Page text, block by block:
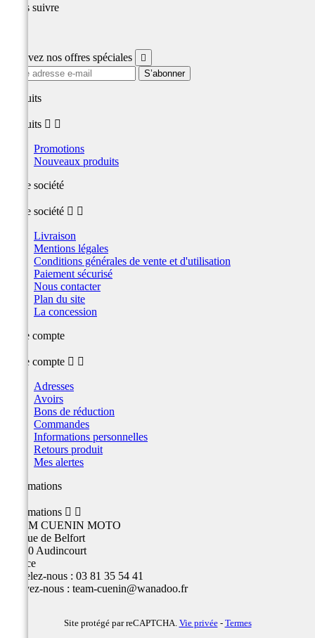
Nous suivre
Recevez nos offres spéciales 
produits
produits  
Promotions
Nouveaux produits
Notre société
Notre société  
Livraison
Mentions légales
Conditions générales de vente et d'utilisation
Paiement sécurisé
Nous contacter
Plan du site
La concession
Votre compte
Votre compte  
Adresses
Avoirs
Bons de réduction
Commandes
Informations personnelles
Retours produit
Mes alertes
Informations
Informations  
TEAM CUENIN MOTO
26 Rue de Belfort
25400 Audincourt
France
Appelez-nous : 03 81 35 54 41
Écrivez-nous : team-cuenin@wanadoo.fr
Site protégé par reCAPTCHA. Vie privée- Termes